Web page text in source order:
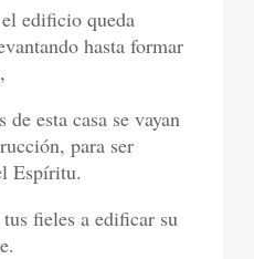
edificio queda
hasta formar
esta casa se vayan
para ser
Espíritu.
fieles a edificar su